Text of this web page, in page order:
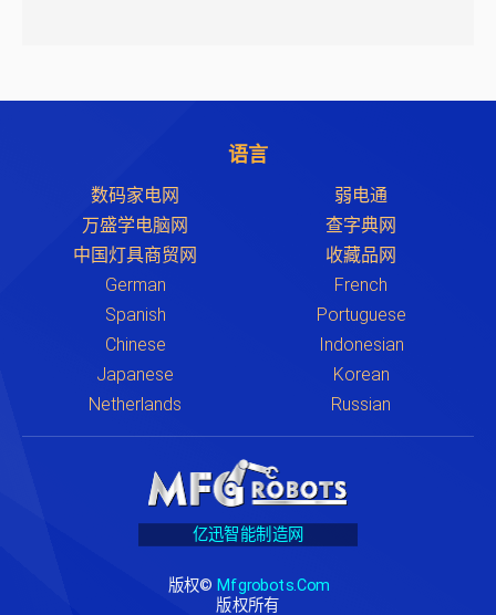
语言
数码家电网
弱电通
万盛学电脑网
查字典网
中国灯具商贸网
收藏品网
German
French
Spanish
Portuguese
Chinese
Indonesian
Japanese
Korean
Netherlands
Russian
亿迅智能制造网
版权© Mfgrobots.com
版权所有